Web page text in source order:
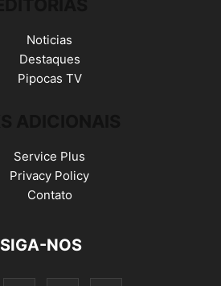
Noticias
Destaques
Pipocas TV
Service Plus
Privacy Policy
Contato
SIGA-NOS